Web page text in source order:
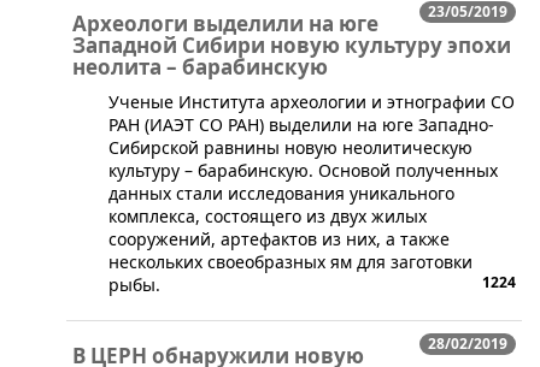
23/05/2019
Археологи выделили на юге
Западной Сибири новую культуру эпохи
неолита – барабинскую
Ученые Института археологии и этнографии СО
РАН (ИАЭТ СО РАН) выделили на юге Западно-
Сибирской равнины новую неолитическую
культуру – барабинскую. Основой полученных
данных стали исследования уникального
комплекса, состоящего из двух жилых
сооружений, артефактов из них, а также
нескольких своеобразных ям для заготовки
рыбы.
1224
28/02/2019
В ЦЕРН обнаружили новую